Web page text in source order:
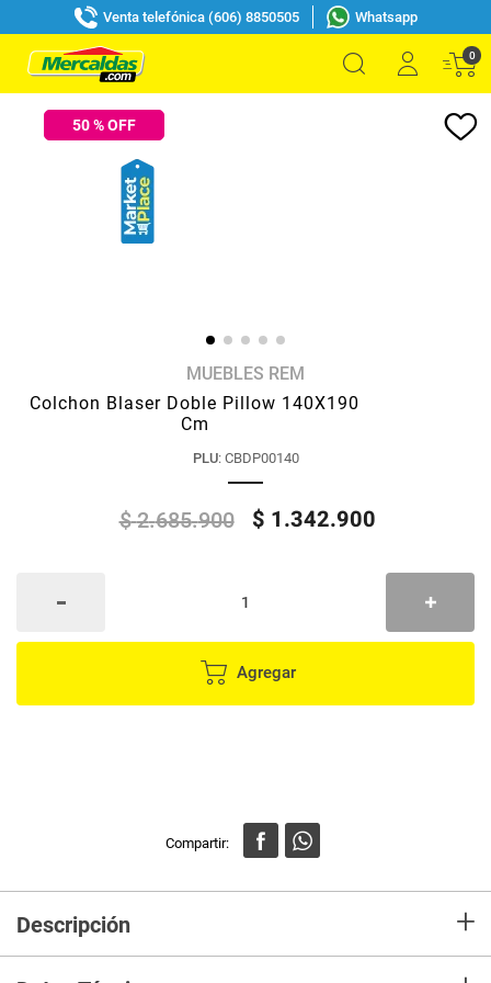
Venta telefónica (606) 8850505 Whatsapp
0
50% OFF
MUEBLES REM
Colchon Blaser Doble Pillow 140X190
Cm
PLU: CBDP00140
$ 2.685.900 $ 1.342.900
Agregar
Descripción +
Colchón Blaser Doble Pillow 140 cm